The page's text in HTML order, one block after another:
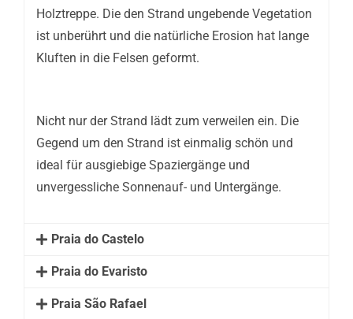
Holztreppe. Die den Strand ungebende Vegetation
ist unberührt und die natürliche Erosion hat lange
Kluften in die Felsen geformt.
Nicht nur der Strand lädt zum verweilen ein. Die
Gegend um den Strand ist einmalig schön und
ideal für ausgiebige Spaziergänge und
unvergessliche Sonnenauf- und Untergänge.
Praia do Castelo
Praia do Evaristo
Praia São Rafael